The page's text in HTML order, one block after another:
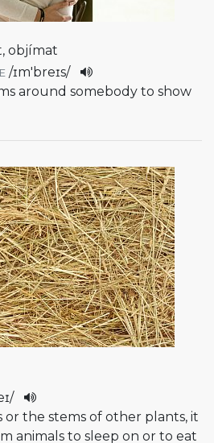
objímat
/ɪm'breɪs/
around somebody to show
/
or the stems of other plants, it
animals to sleep on or to eat